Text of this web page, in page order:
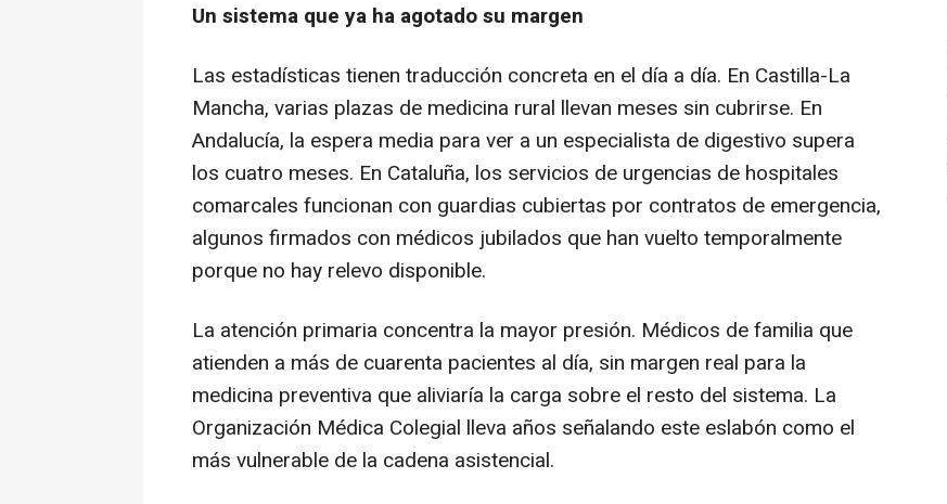
Un sistema que ya ha agotado su margen
Las estadísticas tienen traducción concreta en el día a día. En Castilla-La
Mancha, varias plazas de medicina rural llevan meses sin cubrirse. En
Andalucía, la espera media para ver a un especialista de digestivo supera
los cuatro meses. En Cataluña, los servicios de urgencias de hospitales
comarcales funcionan con guardias cubiertas por contratos de emergencia,
algunos firmados con médicos jubilados que han vuelto temporalmente
porque no hay relevo disponible.
La atención primaria concentra la mayor presión. Médicos de familia que
atienden a más de cuarenta pacientes al día, sin margen real para la
medicina preventiva que aliviaría la carga sobre el resto del sistema. La
Organización Médica Colegial lleva años señalando este eslabón como el
más vulnerable de la cadena asistencial.